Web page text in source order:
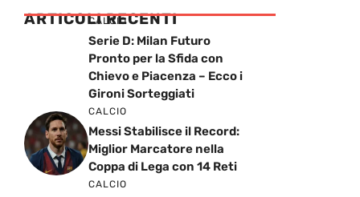
ARTICOLI RECENTI
CALCIO
Serie D: Milan Futuro
Pronto per la Sfida con
Chievo e Piacenza – Ecco i
Gironi Sorteggiati
CALCIO
Messi Stabilisce il Record:
Miglior Marcatore nella
Coppa di Lega con 14 Reti
CALCIO